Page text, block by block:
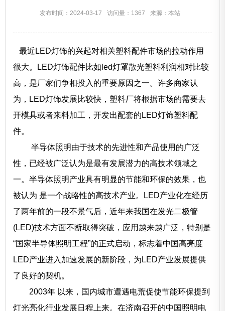
发布时间：2024-03-17 访问量：1367 来源：本站
最近LED灯饰的兴起对相关塑料配件市场的拉动作用
很大。LED灯饰配件比如led灯罩散光塑料利润相对比较
高，是厂家们争相投入的重要原因之一。许多商家认
为，LED灯饰发展比较快，塑料厂将根据市场的需要去
开模具或者来料加工，开发出配套的LED灯饰塑料配
件。
半导体照明由于技术的先进性和产品使用的广泛
性，已经被广泛认为是最有发展潜力的高技术领域之
一。半导体照明产业具有明显的节能和环保的效果，也
被认为 是一个战略性的高技术产业。LED产业化在经历
了两年前的一段不景气后，近年来我国在发光二极管
(LED)技术方面不断取得突破，应用越来越广泛，特别是
“国家半导体照明工程”的正式启动，标志着中国高亮度
LED产业进入加速发展的新阶段，为LED产业发展提供
了良好的契机。
2003年 以来，国内城市遭遇电荒促使节能环保提到
灯光亮化行业发展日程上来。在济南召开的中国照明电